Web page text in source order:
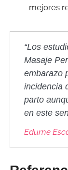
mejores
“Los
Masaje
embarazo
incidencia
parto
en este
Edurne